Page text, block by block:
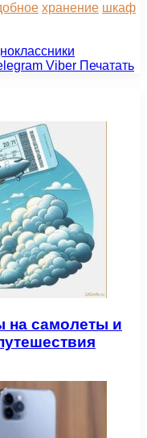
хранение шкаф
Viber Печатать
на самолеты и